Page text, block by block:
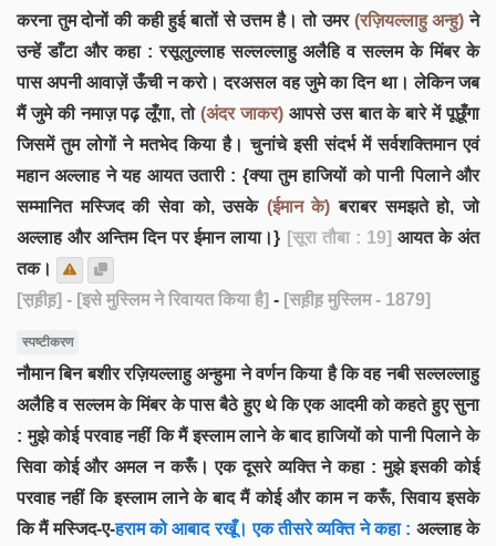
करना तुम दोनों की कही हुई बातों से उत्तम है। तो उमर (रज़ियल्लाहु अन्हु) ने
उन्हें डाँटा और कहा : रसूलुल्लाह सल्लल्लाहु अलैहि व सल्लम के मिंबर के
पास अपनी आवाज़ें ऊँची न करो। दरअसल वह जुमे का दिन था। लेकिन जब
मैं जुमे की नमाज़ पढ़ लूँगा, तो(अंदर जाकर)आपसे उस बात के बारे में पूछूँगा
जिसमें तुम लोगों ने मतभेद किया है। चुनांचे इसी संदर्भ में सर्वशक्तिमान एवं
महान अल्लाह ने यह आयत उतारी : {क्या तुम हाजियों को पानी पिलाने और
सम्मानित मस्जिद की सेवा को, उसके (ईमान के) बराबर समझते हो, जो
अल्लाह और अन्तिम दिन पर ईमान लाया।} [सूरा तौबा : 19] आयत के अंत
तक।
[स़ह़ीह़] - [इसे मुस्लिम ने रिवायत किया है] - [सह़ीह़ मुस्लिम - 1879]
स्पष्टीकरण
नौमान बिन बशीर रज़ियल्लाहु अन्हुमा ने वर्णन किया है कि वह नबी सल्लल्लाहु
अलैहि व सल्लम के मिंबर के पास बैठे हुए थे कि एक आदमी को कहते हुए सुना
: मुझे कोई परवाह नहीं कि मैं इस्लाम लाने के बाद हाजियों को पानी पिलाने के
सिवा कोई और अमल न करूँ। एक दूसरे व्यक्ति ने कहा : मुझे इसकी कोई
परवाह नहीं कि इस्लाम लाने के बाद मैं कोई और काम न करूँ, सिवाय इसके
कि मैं मस्जिद-ए-हराम को आबाद रखूँ। एक तीसरे व्यक्ति ने कहा : अल्लाह के